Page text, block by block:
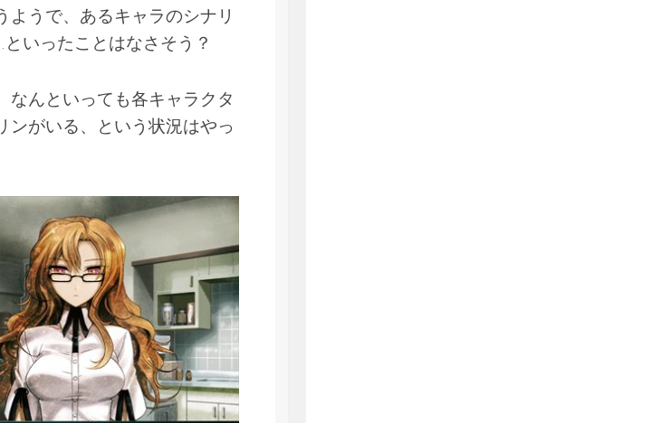
うで、あるキャラのシナリ
いったことはなさそう？
なんといっても各キャラクタ
ンがいる、という状況はやっ